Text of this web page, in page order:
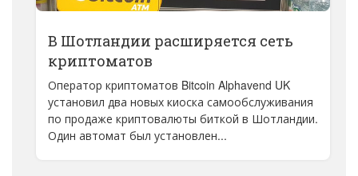
В Шотландии расширяется сеть
криптоматов
Оператор криптоматов Bitcoin Alphavend UK
установил два новых киоска самообслуживания
по продаже криптовалюты биткой в Шотландии.
Один автомат был установлен...